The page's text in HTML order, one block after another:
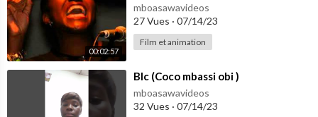
00:02:57
mboasawavideos
27 Vues · 07/14/23
Film et animation
⁣Blc (Coco mbassi obi )
mboasawavideos
32 Vues · 07/14/23